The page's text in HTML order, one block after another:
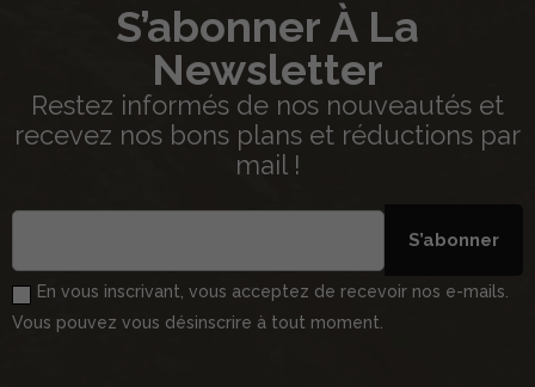
S’abonner À La
Newsletter
Restez informés de nos nouveautés et
recevez nos bons plans et réductions par
mail !
S’abonner
En vous inscrivant, vous acceptez de recevoir nos e-mails.
Vous pouvez vous désinscrire à tout moment.